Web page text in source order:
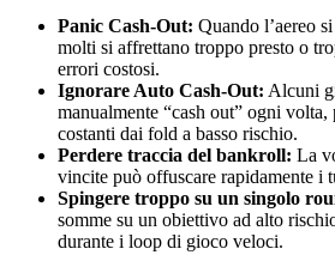
Panic Cash‑Out: Quando l’aereo
molti si affrettano troppo presto o
errori costosi.
Ignorare Auto Cash‑Out: Alcuni
manualmente “cash out” ogni volta,
costanti dai fold a basso rischio.
Perdere traccia del bankroll: La
vincite può offuscare rapidamente i
Spingere troppo su un singolo
somme su un obiettivo ad alto
durante i loop di gioco veloci.